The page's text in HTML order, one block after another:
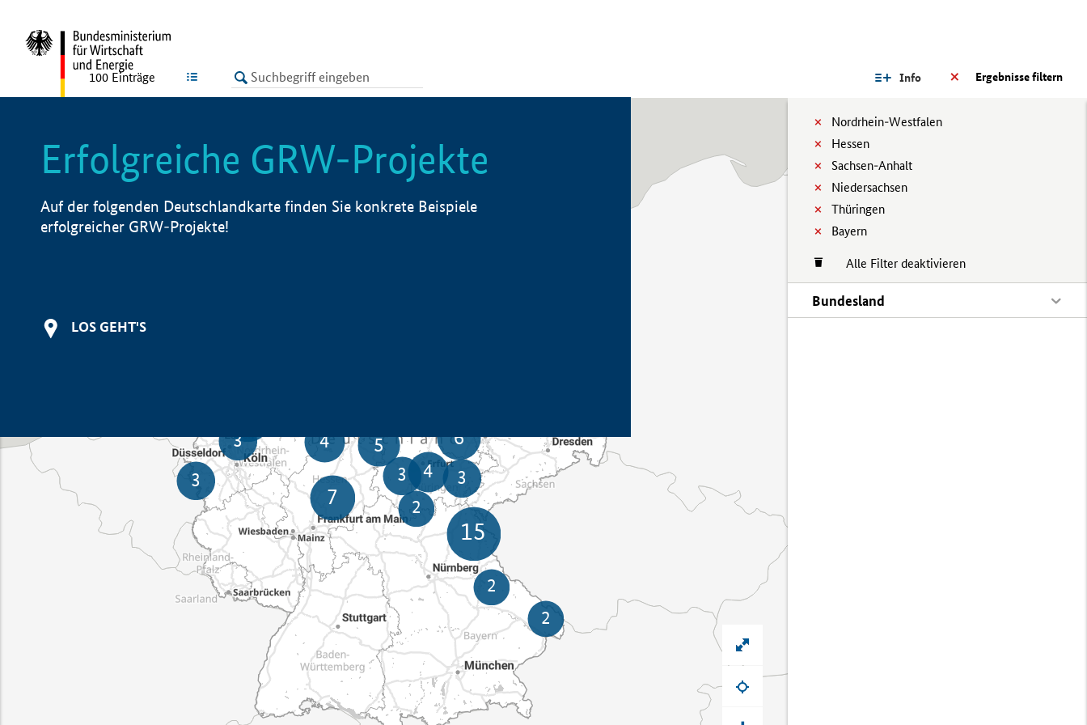
LISTE Ergebnisse filtern
Info
Nordrhein-Westfalen
Hessen
Sachsen-Anhalt
Niedersachsen
Thüringen
Bayern
Alle Filter deaktivieren
Bundesland
100 Einträge
Erfolgreiche GRW-Projekte
Auf der folgenden Deutschlandkarte finden Sie konkrete Beispiele
erfolgreicher GRW-Projekte!
LOS GEHT'S